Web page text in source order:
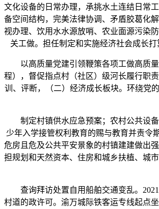
文化设备的日常办理，承挑水土连结日常
备空间结构，完美法律协调、矛盾胶葛化
视办理、饮用水水源放哨、农业面源污染
关工做。担任制定和实施经济社会成长
以高质量党建引领鞭策各项工做高质量
程），督促指点村（社区）级河长履行职
训、评断，（二）经济成长板块。环绕党
制定村镇供水应急预案；农村公共设备
少年入学接管权利教育的赐与教育并责令
危房且危及公共平安景象的村镇建建做出
担规划和天然资本、住房和城乡扶植、城
查询拜访处置自用船舶交通变乱。2021
村道的政许可。渝万城际铁客运专线起点